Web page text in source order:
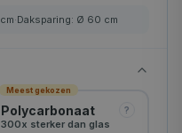
cm·Daksparing: Ø 60 cm
Meest gekozen
Polycarbonaat ?
300x sterker dan glas